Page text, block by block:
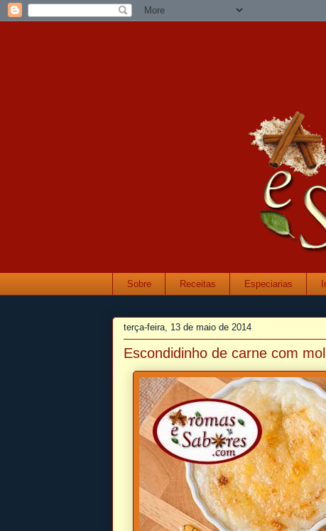
Sobre Receitas Especiarias
terça-feira, 13 de maio de 2014
Escondidinho de carne com